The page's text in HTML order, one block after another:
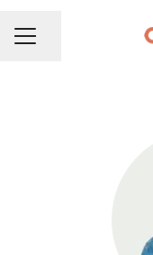
KARRIEREMENU
Del side